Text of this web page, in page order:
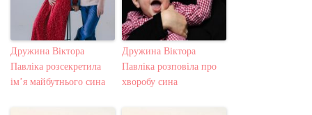
Дружина Віктора
Павліка розсекретила
ім’я майбутнього сина
Дружина Віктора
Павлiка розповіла про
хворобу сина